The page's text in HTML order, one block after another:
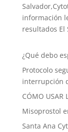
información
resultados El
¿Qué debo
Protocolo
interrupción
CÓMO USAR
Misoprostol
Santa Ana